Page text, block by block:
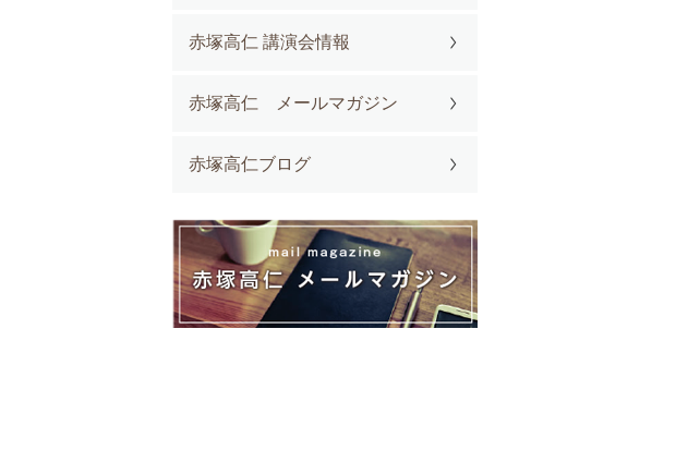
赤塚高仁 講演会情報
赤塚高仁 メールマガジン
赤塚高仁ブログ